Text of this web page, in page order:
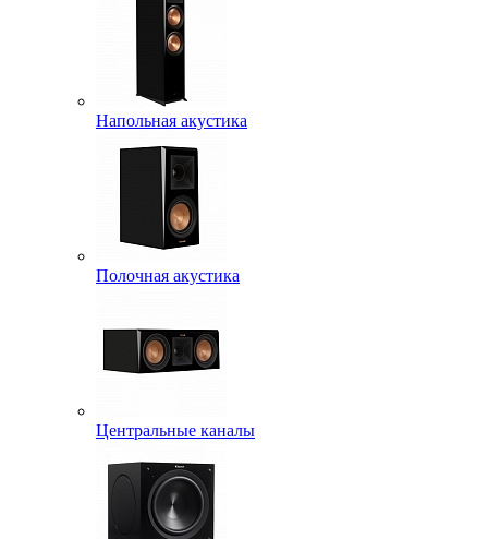
Напольная акустика
Полочная акустика
Центральные каналы